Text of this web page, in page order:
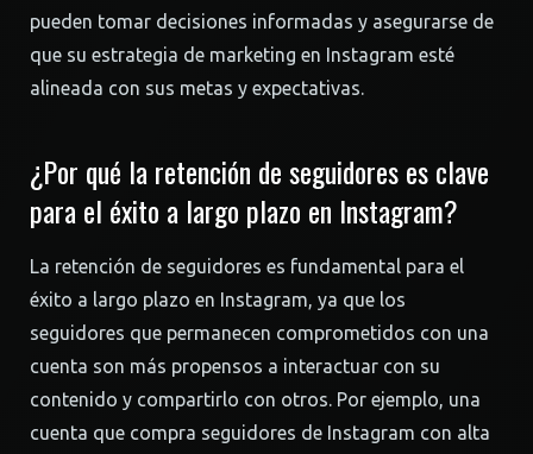
pueden tomar decisiones informadas y asegurarse de
que su estrategia de marketing en Instagram esté
alineada con sus metas y expectativas.
¿Por qué la retención de seguidores es clave
para el éxito a largo plazo en Instagram?
La retención de seguidores es fundamental para el
éxito a largo plazo en Instagram, ya que los
seguidores que permanecen comprometidos con una
cuenta son más propensos a interactuar con su
contenido y compartirlo con otros. Por ejemplo, una
cuenta que compra seguidores de Instagram con alta